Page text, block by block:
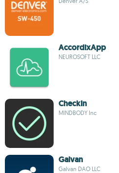
AccordixApp
NEUROSOFT LLC
CheckIn
MINDBODY Inc
Galvan
Galvan DAO LLC